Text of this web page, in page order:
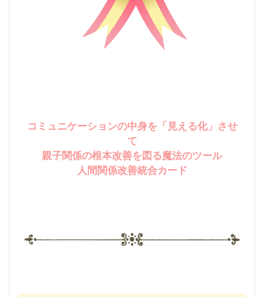
コミュニケーションの中身を「見える化」させ
て
親子関係の根本改善を図る魔法のツール
人間関係改善統合カード